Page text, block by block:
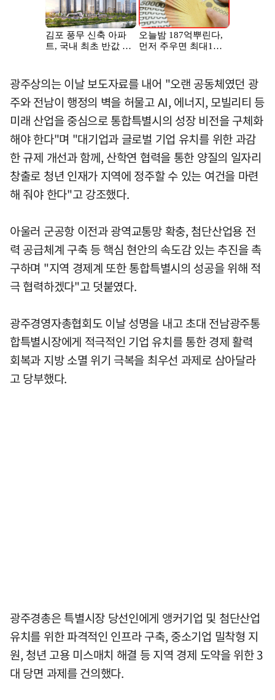
광주상의는 이날 보도자료를 내어 "오랜 공동체였던 광
주와 전남이 행정의 벽을 허물고 AI, 에너지, 모빌리티 등
미래 산업을 중심으로 통합특별시의 성장 비전을 구체화
해야 한다"며 "대기업과 글로벌 기업 유치를 위한 과감
한 규제 개선과 함께, 산학연 협력을 통한 양질의 일자리
창출로 청년 인재가 지역에 정주할 수 있는 여건을 마련
해 줘야 한다"고 강조했다.
아울러 군공항 이전과 광역교통망 확충, 첨단산업용 전
력 공급체계 구축 등 핵심 현안의 속도감 있는 추진을 촉
구하며 "지역 경제계 또한 통합특별시의 성공을 위해 적
극 협력하겠다"고 덧붙였다.
광주경영자총협회도 이날 성명을 내고 초대 전남광주통
합특별시장에게 적극적인 기업 유치를 통한 경제 활력
회복과 지방 소멸 위기 극복을 최우선 과제로 삼아달라
고 당부했다.
광주경총은 특별시장 당선인에게 앵커기업 및 첨단산업
유치를 위한 파격적인 인프라 구축, 중소기업 밀착형 지
원, 청년 고용 미스매치 해결 등 지역 경제 도약을 위한 3
대 당면 과제를 건의했다.